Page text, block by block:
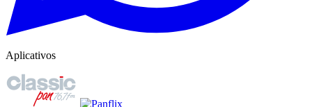
Aplicativos